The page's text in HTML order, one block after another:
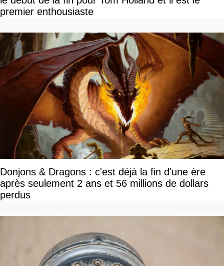
premier enthousiaste
Donjons & Dragons : c'est déjà la fin d'une ère
après seulement 2 ans et 56 millions de dollars
perdus